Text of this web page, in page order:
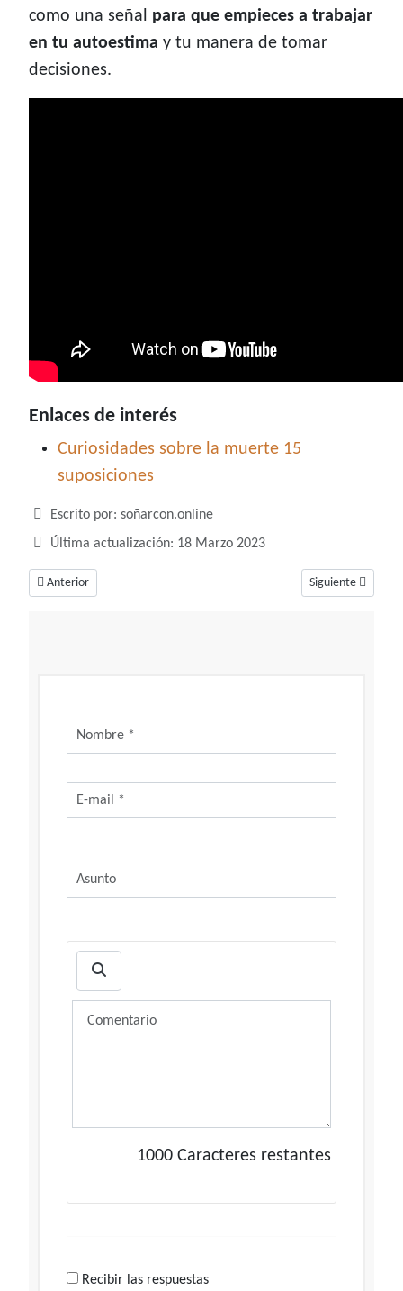
como una señal para que empieces a trabajar
en tu autoestima y tu manera de tomar
decisiones.
Enlaces de interés
Curiosidades sobre la muerte 15
suposiciones
Detalles
Escrito por: soñarcon.online
Última actualización: 18 Marzo 2023
Artículo anterior: Soñar con mierda, un sueño desagradable pero
Anterior Artículo siguiente:
Siguiente
1000 Caracteres restantes
Recibir las respuestas